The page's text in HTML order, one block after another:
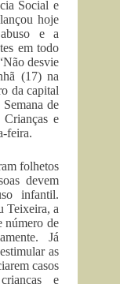
Social e
hoje
e a
em todo
desvie
(17) na
da capital
de
e
feira.
folhetos
devem
infantil.
Teixeira, a
número de
Já
as
casos
e